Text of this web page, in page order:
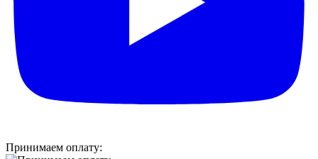
Принимаем оплату: